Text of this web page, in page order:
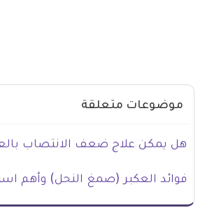
موضوعات متعلقة
هل يمكن علاج ضعف الانتصاب
فوائد العكبر (صمغ النحل) وأهم